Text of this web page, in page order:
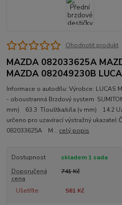
Ohodnotit produkt
MAZDA 082033625A
MAZDA 082049230B
Informace o autodílu: Výrobce: LUCAS
- oboustranná Brzdový system
mm) 63.3 Tlouštka/síla (v mm) 14.2
určeno pro uzavírací výstražný ukazatel
082033625A M... celý popis
Dostupnost
skladem 1 sada
Doporučená
cena
741 Kč
Ušetříte 561 Kč